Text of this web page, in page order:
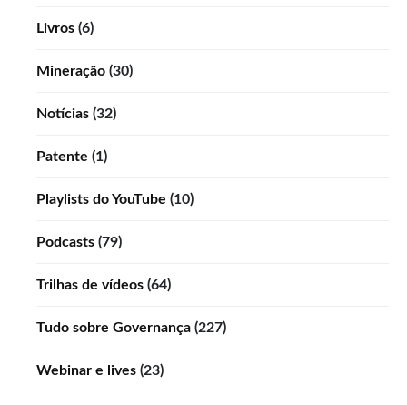
Livros (6)
Mineração (30)
Notícias (32)
Patente (1)
Playlists do YouTube (10)
Podcasts (79)
Trilhas de vídeos (64)
Tudo sobre Governança (227)
Webinar e lives (23)